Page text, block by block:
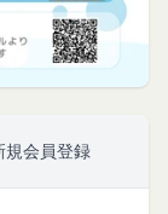
規会員登録
、個人情報
いいま
ス宛にギフ